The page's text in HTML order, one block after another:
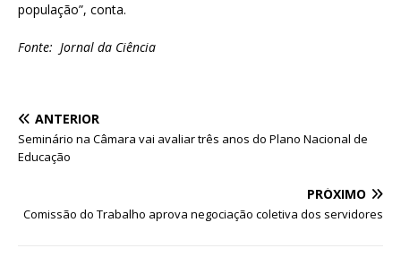
população”, conta.
Fonte: Jornal da Ciência
ANTERIOR
Seminário na Câmara vai avaliar três anos do Plano Nacional de
Educação
PRÓXIMO
Comissão do Trabalho aprova negociação coletiva dos servidores